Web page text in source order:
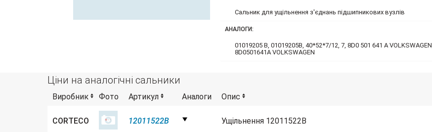
Сальник для ущільнення з'єднань підшипникових вузлів
АНАЛОГИ:
01019205 B, 01019205B, 40*52*7/12, 7, 8D0 501 641 A VOLKSWAGEN,
8D0501641A VOLKSWAGEN
Ціни на аналогічні сальники
Виробник Фото Артикул Аналоги Опис
CORTECO 12011522B Ущільнення 12011522B